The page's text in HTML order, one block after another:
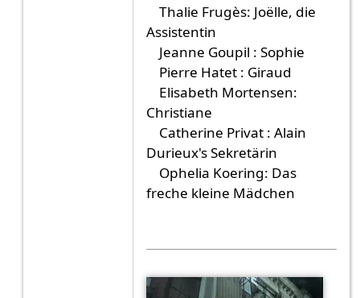
Thalie Frugès: Joëlle, die
Assistentin
Jeanne Goupil : Sophie
Pierre Hatet : Giraud
Elisabeth Mortensen:
Christiane
Catherine Privat : Alain
Durieux's Sekretärin
Ophelia Koering: Das
freche kleine Mädchen